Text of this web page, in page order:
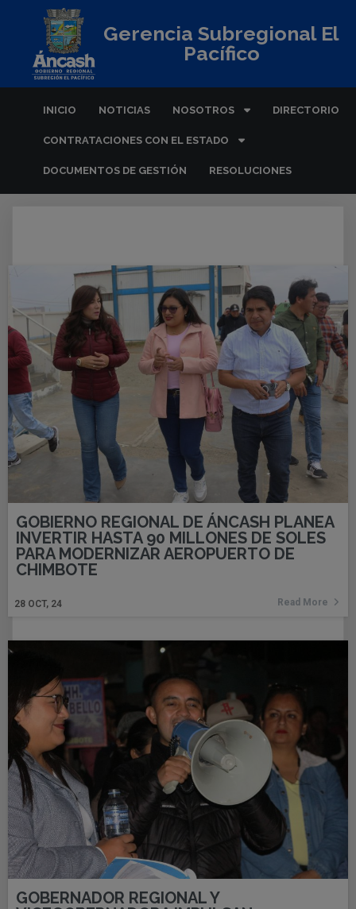
Gerencia Subregional El
Pacífico
INICIO NOTICIAS NOSOTROS DIRECTORIO
CONTRATACIONES CON EL ESTADO
DOCUMENTOS DE GESTIÓN RESOLUCIONES
GOBIERNO REGIONAL DE ÁNCASH PLANEA
INVERTIR HASTA 90 MILLONES DE SOLES
PARA MODERNIZAR AEROPUERTO DE
CHIMBOTE
28 OCT, 24 Read More
GOBERNADOR REGIONAL Y